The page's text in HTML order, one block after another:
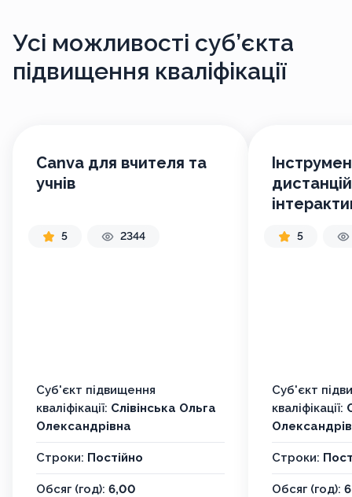
Усі можливості суб’єкта
підвищення кваліфікації
Canva для вчителя та
учнів
5 2344
Суб'єкт підвищення
кваліфікації: Слівінська Ольга
Олександрівна
Строки: Постійно
Обсяг (год): 6,00
інтелект
5
Суб'єкт
кваліфікації:
Строки:
Обсяг (год):